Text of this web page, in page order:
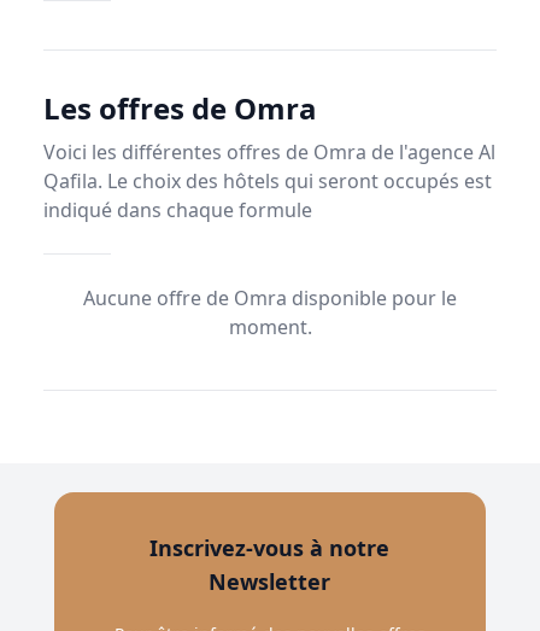
Les offres de Omra
Voici les différentes offres de Omra de l'agence Al
Qafila. Le choix des hôtels qui seront occupés est
indiqué dans chaque formule
Aucune offre de Omra disponible pour le
moment.
Inscrivez-vous à notre
Newsletter